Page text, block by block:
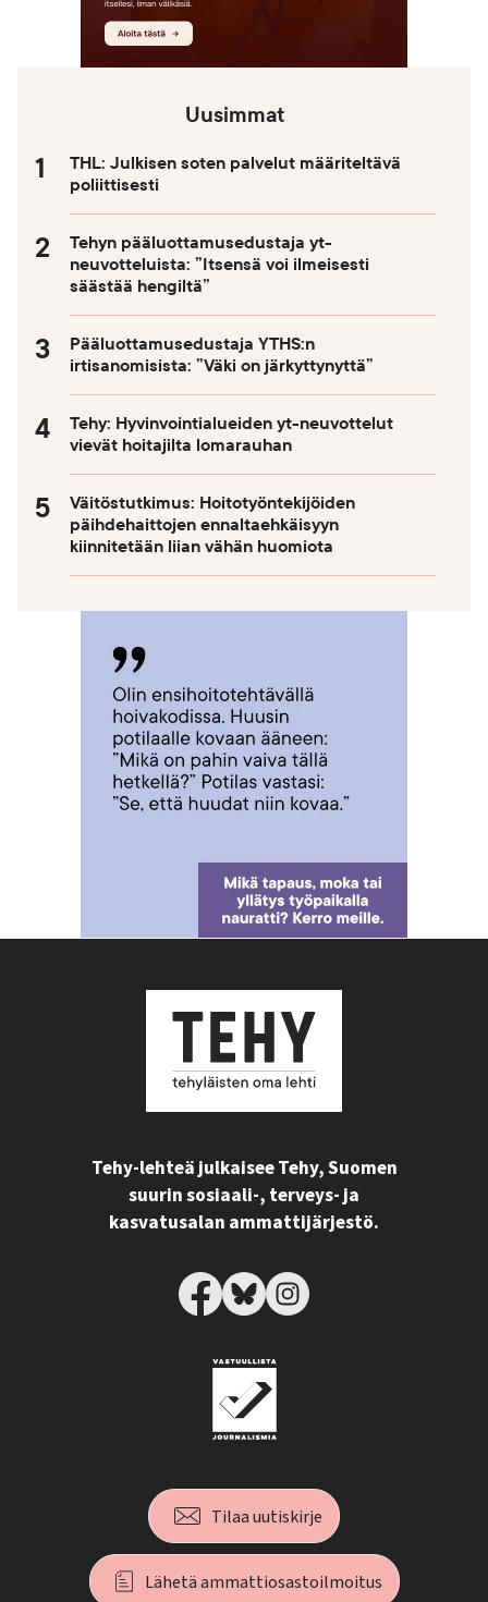
Uusimmat
THL: Julkisen soten palvelut määriteltävä
poliittisesti
Tehyn pääluottamusedustaja yt-
neuvotteluista: ”Itsensä voi ilmeisesti
säästää hengiltä”
Pääluottamusedustaja YTHS:n
irtisanomisista: ”Väki on järkyttynyttä”
Tehy: Hyvinvointialueiden yt-neuvottelut
vievät hoitajilta lomarauhan
Väitöstutkimus: Hoitotyöntekijöiden
päihdehaittojen ennaltaehkäisyyn
kiinnitetään liian vähän huomiota
Tehy-lehteä julkaisee Tehy, Suomen
suurin sosiaali-, terveys- ja
kasvatusalan ammattijärjestö.
Tilaa uutiskirje
Lähetä ammattiosastoilmoitus